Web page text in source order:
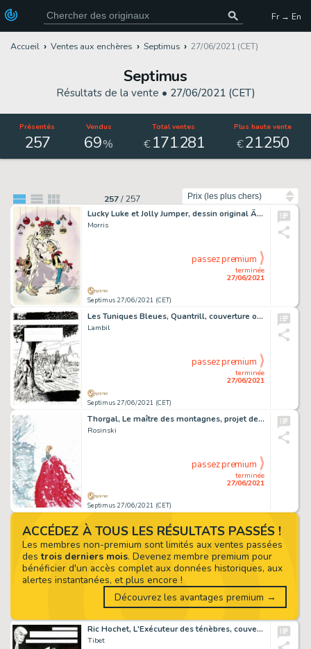
Fr → En
Accueil Ventes aux enchères Septimus 27/06/2021 (CET)
Septimus
Résultats de la vente • 27/06/2021 (CET)
Présentés
257
Vendus
69%
Total ventes
€171.281
Plus haute vente
€21.250
257/257
Lucky Luke et Jolly Jumper, dessin original Ã l'encre…
Morris
Septimus 27/06/2021 (CET)
terminée
27/06/2021
passez premium
Les Tuniques Bleues, Quantrill, couverture originale Ã …
Lambil
Septimus 27/06/2021 (CET)
terminée
27/06/2021
passez premium
Thorgal, Le maître des montagnes, projet de couverture…
Rosinski
Septimus 27/06/2021 (CET)
terminée
27/06/2021
passez premium
Ric Hochet, L'Exécuteur des ténèbres, couverture…
Tibet
ACCÉDEZ À TOUS LES RÉSULTATS PASSÉS !
Les membres non-premium sont limités aux ventes passées
destrois derniers mois. Devenez membre premium pour
bénéficier d'un accès complet aux données historiques, aux
alertes instantanées, et plus encore !
Découvrez les avantages premium →